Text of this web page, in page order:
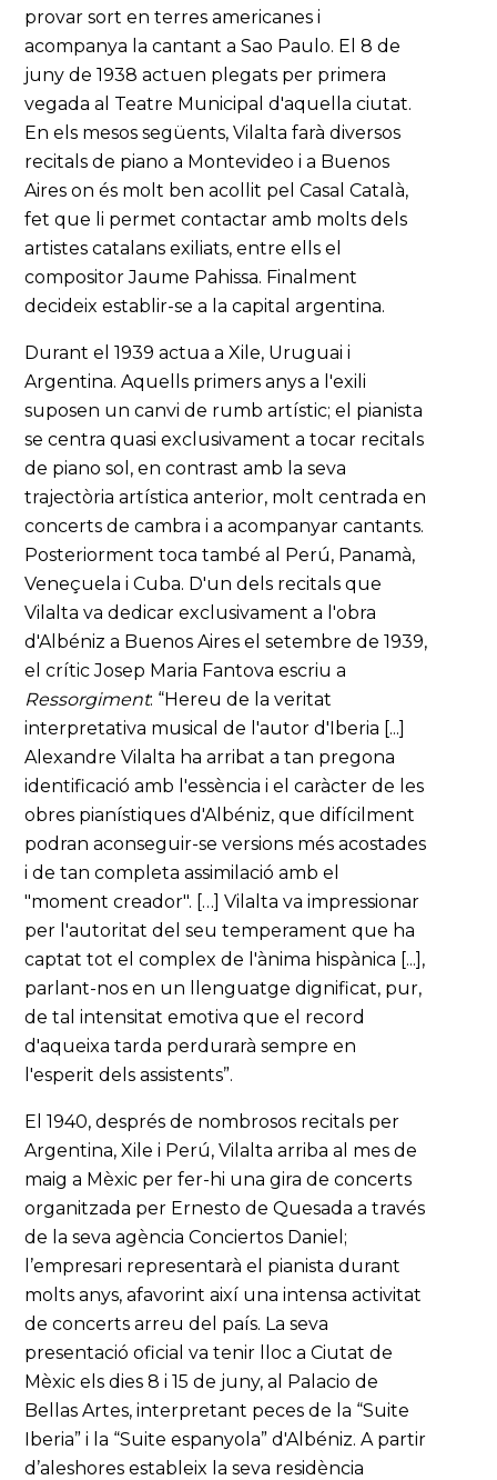
provar sort en terres americanes i
acompanya la cantant a Sao Paulo. El 8 de
juny de 1938 actuen plegats per primera
vegada al Teatre Municipal d'aquella ciutat.
En els mesos següents, Vilalta farà diversos
recitals de piano a Montevideo i a Buenos
Aires on és molt ben acollit pel Casal Català,
fet que li permet contactar amb molts dels
artistes catalans exiliats, entre ells el
compositor Jaume Pahissa. Finalment
decideix establir-se a la capital argentina.
Durant el 1939 actua a Xile, Uruguai i
Argentina. Aquells primers anys a l'exili
suposen un canvi de rumb artístic; el pianista
se centra quasi exclusivament a tocar recitals
de piano sol, en contrast amb la seva
trajectòria artística anterior, molt centrada en
concerts de cambra i a acompanyar cantants.
Posteriorment toca també al Perú, Panamà,
Veneçuela i Cuba. D'un dels recitals que
Vilalta va dedicar exclusivament a l'obra
d'Albéniz a Buenos Aires el setembre de 1939,
el crític Josep Maria Fantova escriu a
Ressorgiment: “Hereu de la veritat
interpretativa musical de l'autor d'Iberia [...]
Alexandre Vilalta ha arribat a tan pregona
identificació amb l'essència i el caràcter de les
obres pianístiques d'Albéniz, que difícilment
podran aconseguir-se versions més acostades
i de tan completa assimilació amb el
"moment creador". […] Vilalta va impressionar
per l'autoritat del seu temperament que ha
captat tot el complex de l'ànima hispànica [...],
parlant-nos en un llenguatge dignificat, pur,
de tal intensitat emotiva que el record
d'aqueixa tarda perdurarà sempre en
l'esperit dels assistents”.
El 1940, després de nombrosos recitals per
Argentina, Xile i Perú, Vilalta arriba al mes de
maig a Mèxic per fer-hi una gira de concerts
organitzada per Ernesto de Quesada a través
de la seva agència Conciertos Daniel;
l’empresari representarà el pianista durant
molts anys, afavorint així una intensa activitat
de concerts arreu del país. La seva
presentació oficial va tenir lloc a Ciutat de
Mèxic els dies 8 i 15 de juny, al Palacio de
Bellas Artes, interpretant peces de la “Suite
Iberia” i la “Suite espanyola” d'Albéniz. A partir
d’aleshores estableix la seva residència